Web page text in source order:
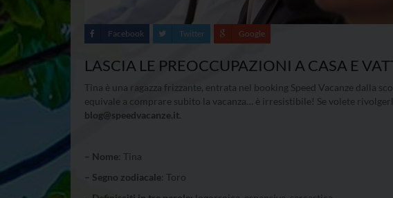
Facebook Twitter Google
LASCIA LE PREOCCUPAZIONI A CASA E
Tina è una ragazza frizzante, entrata nel booking Speed Vacanze dalla
equivale a comprare subito la vacanza… è irresistibile! Se volete
blog@speedvacanze.it.
– Nome: Tina
– Segno zodiacale: Toro